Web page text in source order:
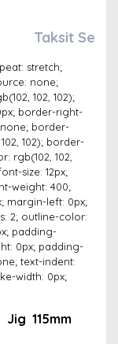
Taksit
stretch;
none;
102, 102);
border-right-
none; border-
102); border-
rgb(102, 102,
size: 12px;
weight: 400;
margin-left: 0px;
2; outline-color:
padding-
0px; padding-
text-indent:
width: 0px;
115mm